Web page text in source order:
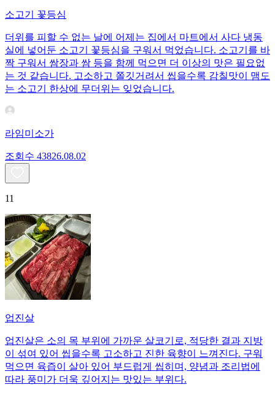
소고기 꽃등심
더위를 피할 수 없는 날에 어제는 집에서 마트에서 사다 냉동
실에 넣어둔 소고기 꽃등심을 구워서 먹었습니다. 소고기를 바
짝 구워서 쌈장과 쌈 등을 함께 먹으면 더 이상의 맛은 필요없
는 것 같습니다. 고소하고 쫄깃거려서 씹을수록 감칠맛이 맴도
는 소고기 한상에 무더위는 잊었습니다.
라임미소가
조회수 43826.08.02
11
업진살
업진살은 소의 목 부위에 가까운 살코기로, 적당한 결과 지방
이 섞여 있어 씹을수록 고소하고 진한 육향이 느껴진다. 구워
먹으면 육즙이 살아 있어 부드럽게 씹히며, 양념과 조리법에
따라 풍미가 더욱 깊어지는 맛있는 부위다.